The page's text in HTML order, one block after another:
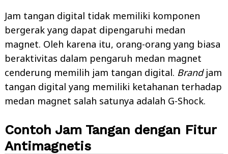
Jam tangan digital tidak memiliki komponen
bergerak yang dapat dipengaruhi medan
magnet. Oleh karena itu, orang-orang yang biasa
beraktivitas dalam pengaruh medan magnet
cenderung memilih jam tangan digital. Brandjam
tangan digital yang memiliki ketahanan terhadap
medan magnet salah satunya adalah G-Shock.
Contoh Jam Tangan dengan Fitur
Antimagnetis